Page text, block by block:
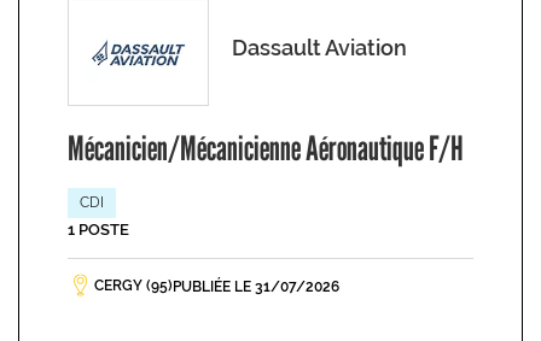
Dassault Aviation
Mécanicien/Mécanicienne Aéronautique F/H
CDI
1 POSTE
CERGY (95) PUBLIÉE LE 31/07/2026